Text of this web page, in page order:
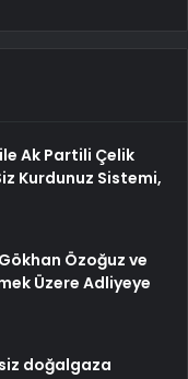
ile Ak Partili Çelik
Kurdunuz Sistemi,
Özoğuz ve
Üzere Adliyeye
doğalgaza